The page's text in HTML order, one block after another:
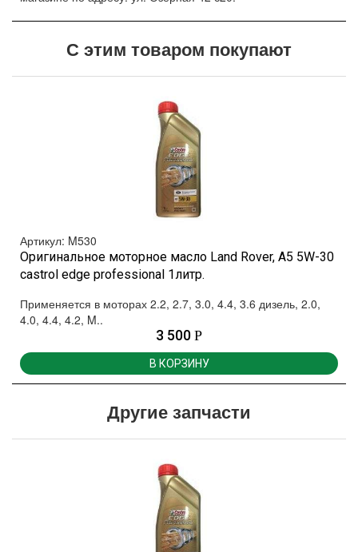
С этим товаром покупают
Артикул: M530
Оригинальное моторное масло Land Rover, A5 5W-30
castrol edge professional 1литр.
Применяется в моторах 2.2, 2.7, 3.0, 4.4, 3.6 дизель, 2.0,
4.0, 4.4, 4.2, M..
3 500 Р
В КОРЗИНУ
Другие запчасти